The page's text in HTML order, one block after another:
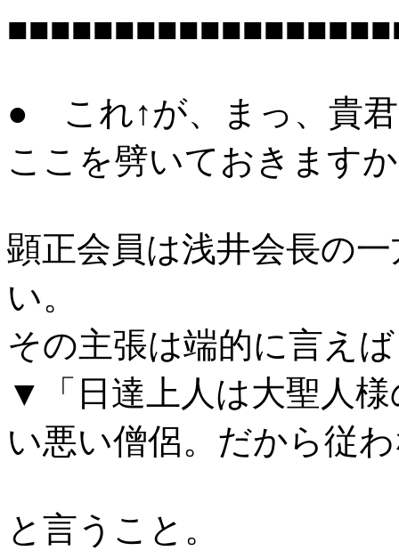
● これ↑が、まっ、貴
ここを劈いておきます
顕正会員は浅井会長の
い。
その主張は端的に言えば
▼「日達上人は大聖人
い悪い僧侶。だから従
と言うこと。